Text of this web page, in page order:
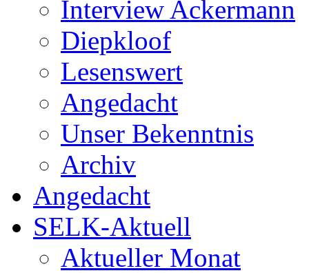
Interview Ackermann
Diepkloof
Lesenswert
Angedacht
Unser Bekenntnis
Archiv
Angedacht
SELK-Aktuell
Aktueller Monat